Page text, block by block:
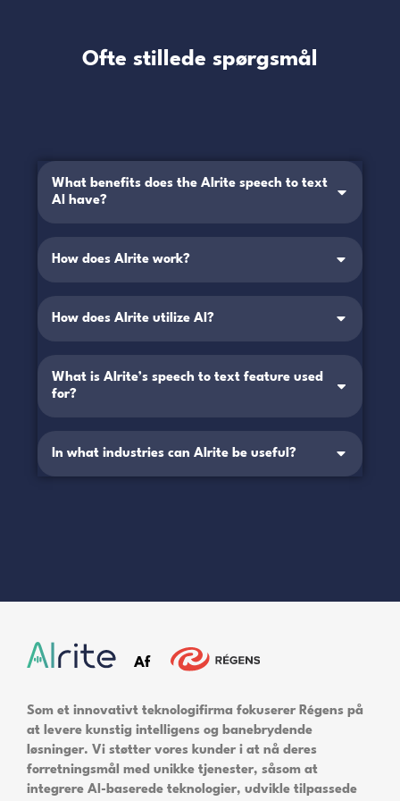
Ofte stillede spørgsmål
What benefits does the Alrite speech to text
AI have?
How does Alrite work?
How does Alrite utilize AI?
What is Alrite’s speech to text feature used
for?
In what industries can Alrite be useful?
Af
Som et innovativt teknologifirma fokuserer Régens på
at levere kunstig intelligens og banebrydende
løsninger. Vi støtter vores kunder i at nå deres
forretningsmål med unikke tjenester, såsom at
integrere AI-baserede teknologier, udvikle tilpassede